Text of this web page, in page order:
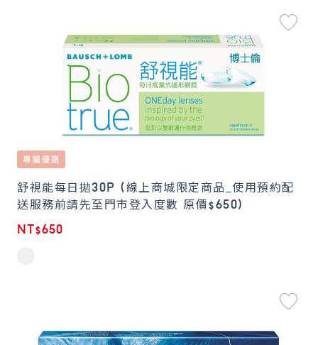
舒視能每日拋30P (線上商城限定商品_使用預約配
送服務前請先至門市登入度數 原價$650)
NT$650